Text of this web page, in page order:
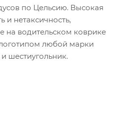
по Цельсию. Высокая
и нетаксичность,
на водительском коврике
любой марки
шестиугольник.